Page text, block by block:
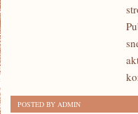
POSTED BY ADMIN